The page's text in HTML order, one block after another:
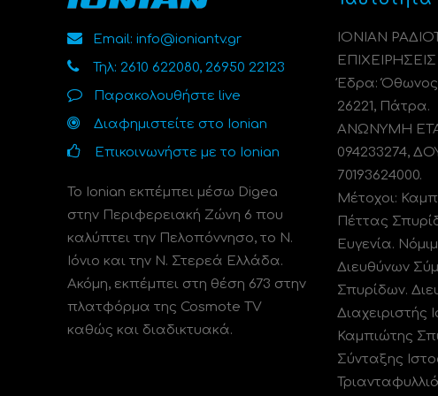
Email: info@ioniantv.gr
Τηλ: 2610 622080, 26950 22123
Παρακολουθήστε live
Διαφημιστείτε στο Ionian
Επικοινωνήστε με το Ionian
Το Ionian εκπέμπει μέσω Digea
στην Περιφερειακή Ζώνη 6 που
καλύπτει την Πελοπόννησο, το N.
Ιόνιο και την Ν. Στερεά Ελλάδα.
Ακόμη, εκπέμπει στη θέση 673 στην
πλατφόρμα της Cosmote TV
καθώς και διαδικτυακά.
ΙΟΝΙΑΝ
Έδρα: Όθωνος
26221, Πάτρα.
ΑΝΩΝΥΜΗ
094233274,
70193624000.
Μέτοχοι:
Πέττας
Ευγενία.
Διευθύνων
Σπυρίδων.
Διαχειριστής
Καμπιώτης
Σύνταξης